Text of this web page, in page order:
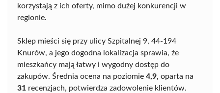
korzystają z ich oferty, mimo dużej konkurencji w
regionie.
Sklep mieści się przy ulicy Szpitalnej 9, 44-194
Knurów, a jego dogodna lokalizacja sprawia, że
mieszkańcy mają łatwy i wygodny dostęp do
zakupów. Średnia ocena na poziomie 4,9, oparta na
31 recenzjach, potwierdza zadowolenie klientów.